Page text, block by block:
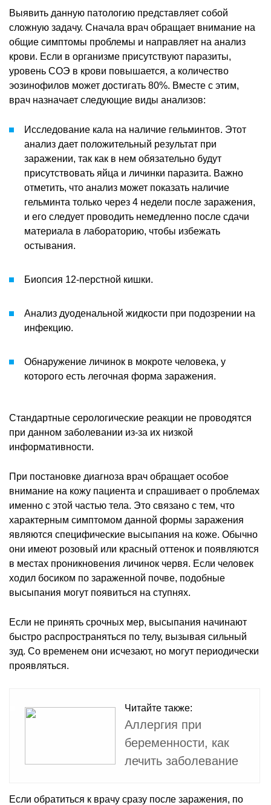
Выявить данную патологию представляет собой
сложную задачу. Сначала врач обращает внимание на
общие симптомы проблемы и направляет на анализ
крови. Если в организме присутствуют паразиты,
уровень СОЭ в крови повышается, а количество
эозинофилов может достигать 80%. Вместе с этим,
врач назначает следующие виды анализов:
Исследование кала на наличие гельминтов. Этот
анализ дает положительный результат при
заражении, так как в нем обязательно будут
присутствовать яйца и личинки паразита. Важно
отметить, что анализ может показать наличие
гельминта только через 4 недели после заражения,
и его следует проводить немедленно после сдачи
материала в лабораторию, чтобы избежать
остывания.
Биопсия 12-перстной кишки.
Анализ дуоденальной жидкости при подозрении на
инфекцию.
Обнаружение личинок в мокроте человека, у
которого есть легочная форма заражения.
Стандартные серологические реакции не проводятся
при данном заболевании из-за их низкой
информативности.
При постановке диагноза врач обращает особое
внимание на кожу пациента и спрашивает о проблемах
именно с этой частью тела. Это связано с тем, что
характерным симптомом данной формы заражения
являются специфические высыпания на коже. Обычно
они имеют розовый или красный оттенок и появляются
в местах проникновения личинок червя. Если человек
ходил босиком по зараженной почве, подобные
высыпания могут появиться на ступнях.
Если не принять срочных мер, высыпания начинают
быстро распространяться по телу, вызывая сильный
зуд. Со временем они исчезают, но могут периодически
проявляться.
Читайте также:
Аллергия при
беременности, как
лечить заболевание
Если обратиться к врачу сразу после заражения, по